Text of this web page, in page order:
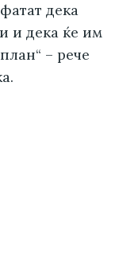
дека
и дека ќе им
– рече